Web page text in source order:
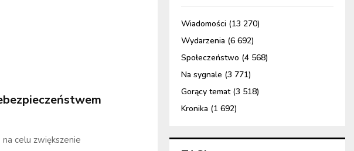
celu zwiększenie
Wiadomości (13 270)
Wydarzenia (6 692)
Społeczeństwo (4 568)
Na sygnale (3 771)
Gorący temat(3 518)
Kronika (1 692)